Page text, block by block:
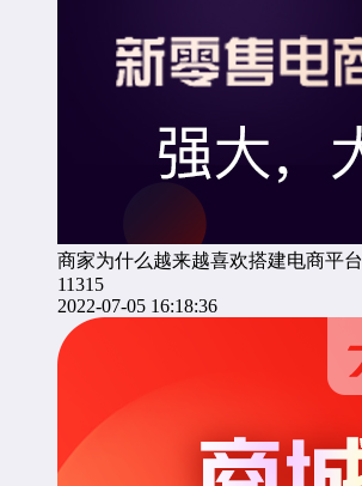
商家为什么越来越喜欢搭建电商平台
11315
2022-07-05 16:18:36